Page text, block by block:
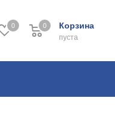
0 Корзина
0
пуста
0